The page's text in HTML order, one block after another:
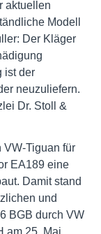
aktuellen
Modell
Der Kläger
ist der
neuzuliefern.
Dr. Stoll &
VW-Tiguan für
EA189 eine
Damit stand
und
BGB durch VW